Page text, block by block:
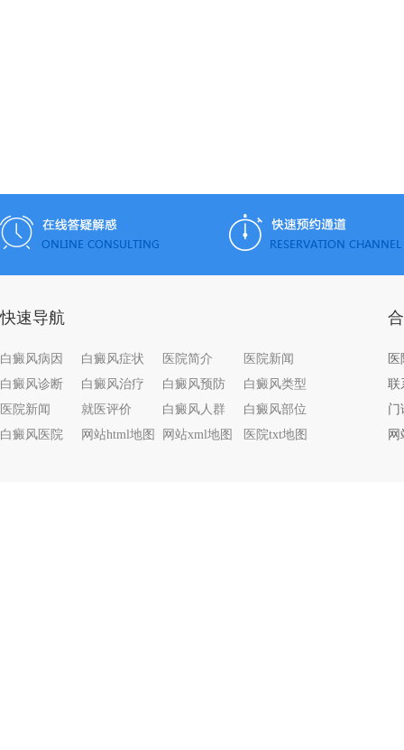
快速导航
白癜风病因 白癜风症状 医院简介
医院新闻
白癜风诊断
白癜风治疗 白癜风预防
白癜风类型
医院新闻
就医评价 白癜风人群
白癜风部位
白癜风医院
网站html地图 网站xml地图 医院txt地图
联
门